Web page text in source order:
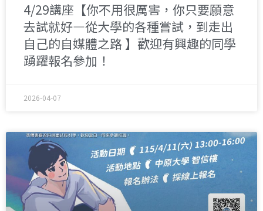
4/29講座【你不用很厲害，你只要願意
去試就好—從大學的各種嘗試，到走出
自己的自媒體之路 】歡迎有興趣的同學
踴躍報名參加！
2026-04-07